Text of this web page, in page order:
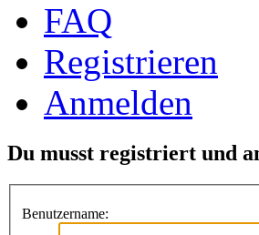
FAQ
Registrieren
Anmelden
Du musst registriert und
Benutzername: